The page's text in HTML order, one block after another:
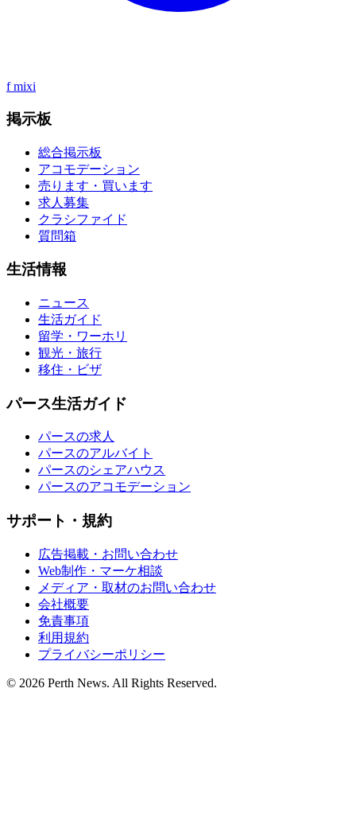
f mixi
掲示板
総合掲示板
アコモデーション
売ります・買います
求人募集
クラシファイド
質問箱
生活情報
ニュース
生活ガイド
留学・ワーホリ
観光・旅行
移住・ビザ
パース生活ガイド
パースの求人
パースのアルバイト
パースのシェアハウス
パースのアコモデーション
サポート・規約
広告掲載・お問い合わせ
Web制作・マーケ相談
メディア・取材のお問い合わせ
会社概要
免責事項
利用規約
プライバシーポリシー
© 2026 Perth News. All Rights Reserved.